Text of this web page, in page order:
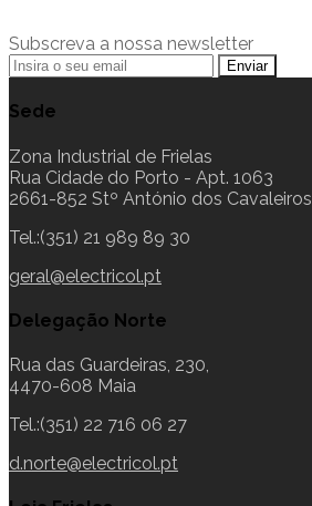
Subscreva a nossa newsletter
Sede
Zona Industrial de Frielas
Rua Cidade do Porto - Apt. 1063
2661-852 Stº António dos Cavaleiros
Tel.:(351) 21 989 89 30
geral@electricol.pt
Delegação Norte
Rua das Guardeiras, 230,
4470-608 Maia
Tel.:(351) 22 716 06 27
d.norte@electricol.pt